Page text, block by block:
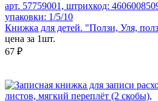
арт. 57759001, штрихкод:
упаковки: 1/5/10
Книжка для детей. "Ползи, Уля,
цена за 1шт.
67 ₽